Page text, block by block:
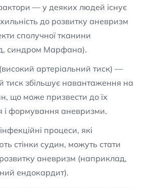
— у деяких людей існує
до розвитку аневризм
сполучної тканини
синдром Марфана).
(високий артеріальний тиск) —
тиск збільшує навантаження на
що може призвести до їх
і формування аневризми.
процеси, які
стінки судин, можуть стати
аневризм (наприклад,
ендокардит).